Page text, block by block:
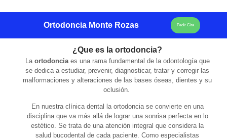
Ortodoncia Monte Rozas Pedir Cita
¿Que es la ortodoncia?
La ortodonciaes una rama fundamental de la odontología que
se dedica a estudiar, prevenir, diagnosticar, tratar y corregir las
malformaciones y alteraciones de las bases óseas, dientes y su
oclusión.
En nuestra clínica dental la ortodoncia se convierte en una
disciplina que va más allá de lograr una sonrisa perfecta en lo
estético. Se trata de una atención integral que considera la
salud bucodental de cada paciente. Como especialistas